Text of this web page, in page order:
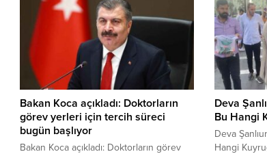
yaş üstü nüfusta birinci doz aşı
uygulananların oranı yüzde 63,61, ikinci...
vizesi
geçerlilik
tarihine
pasaport
Bakan Koca açıkladı: Doktorların
görev yerleri için tercih süreci
bugün başlıyor
Bakan Koca açıkladı: Doktorların görev
Deva
Bu Hangi
Deva
Hangi